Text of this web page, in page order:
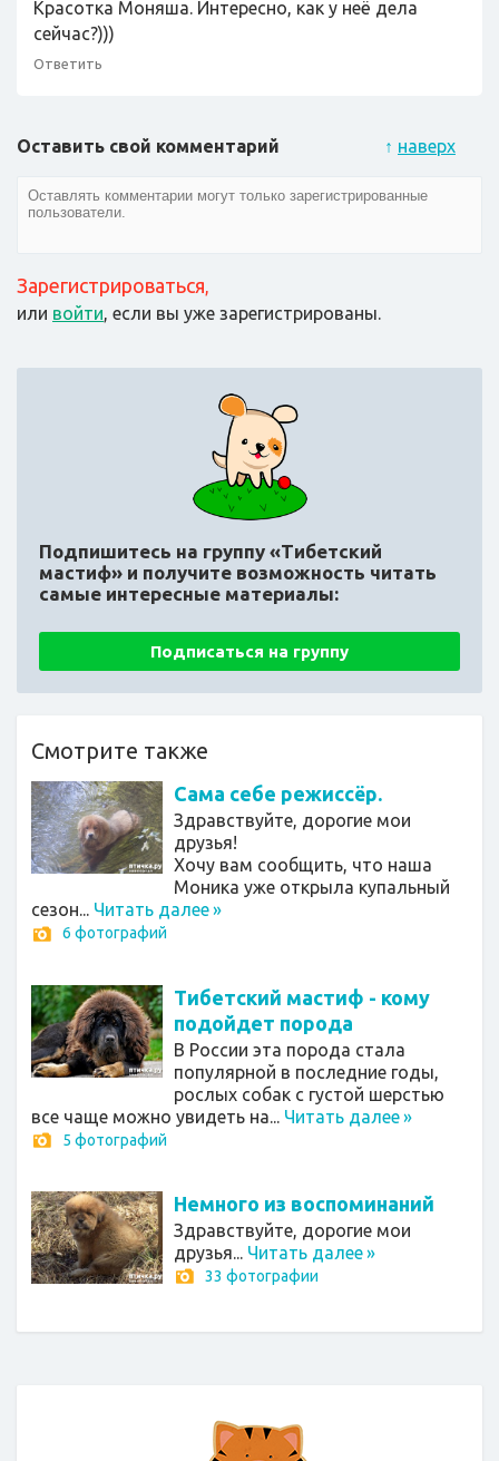
Красотка Моняша. Интересно, как у неё дела
сейчас?)))
Ответить
↑ наверх
Оставить свой комментарий
Зарегистрироваться,
или войти, если вы уже зарегистрированы.
Подпишитесь на группу «Тибетский
мастиф» и получите возможность читать
самые интересные материалы:
Подписаться на группу
Смотрите также
Сама себе режиссёр.
Здравствуйте, дорогие мои
друзья!
Хочу вам сообщить, что наша
Моника уже открыла купальный
сезон... Читать далее»
6 фотографий
Тибетский мастиф - кому
подойдет порода
В России эта порода стала
популярной в последние годы,
рослых собак с густой шерстью
все чаще можно увидеть на... Читать далее»
5 фотографий
Немного из воспоминаний
Здравствуйте, дорогие мои
друзья... Читать далее»
33 фотографии